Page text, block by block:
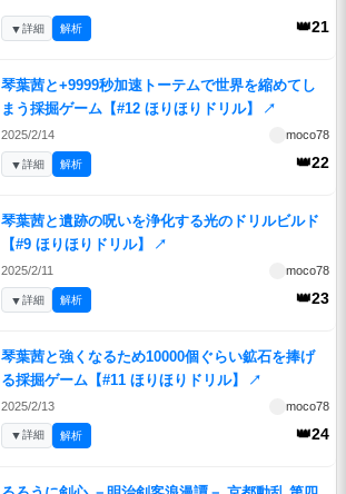
👑21
▼詳細 解析
琴葉茜と+9999秒加速トーテムで世界を縮めてし
まう採掘ゲーム【#12 ほりほりドリル】
↗
2025/2/14 moco78
👑22
▼詳細 解析
琴葉茜と遺跡の呪いを浄化する光のドリルビルド
【#9 ほりほりドリル】
↗
2025/2/11 moco78
👑23
▼詳細 解析
琴葉茜と強くなるため10000個ぐらい鉱石を捧げ
る採掘ゲーム【#11 ほりほりドリル】
↗
2025/2/13 moco78
👑24
▼詳細 解析